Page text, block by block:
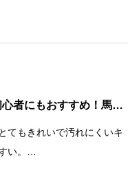
者にもおすすめ！馬…
てもきれいで汚れにくいキ
い。…